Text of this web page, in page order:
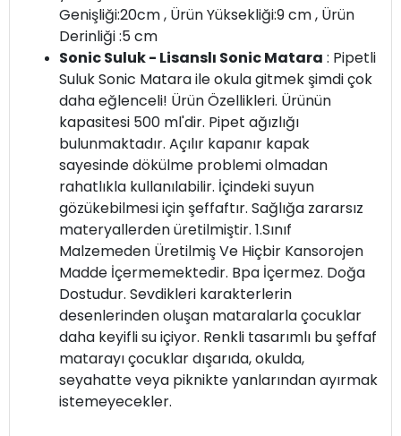
Genişliği:20cm , Ürün Yüksekliği:9 cm , Ürün
Derinliği :5 cm
Sonic Suluk - Lisanslı Sonic Matara : Pipetli
Suluk Sonic Matara ile okula gitmek şimdi çok
daha eğlenceli! Ürün Özellikleri. Ürünün
kapasitesi 500 ml'dir. Pipet ağızlığı
bulunmaktadır. Açılır kapanır kapak
sayesinde dökülme problemi olmadan
rahatlıkla kullanılabilir. İçindeki suyun
gözükebilmesi için şeffaftır. Sağlığa zararsız
materyallerden üretilmiştir. 1.Sınıf
Malzemeden Üretilmiş Ve Hiçbir Kansorojen
Madde İçermemektedir. Bpa İçermez. Doğa
Dostudur. Sevdikleri karakterlerin
desenlerinden oluşan mataralarla çocuklar
daha keyifli su içiyor. Renkli tasarımlı bu şeffaf
matarayı çocuklar dışarıda, okulda,
seyahatte veya piknikte yanlarından ayırmak
istemeyecekler.